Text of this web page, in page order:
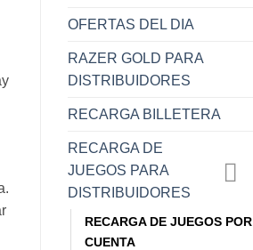
OFERTAS DEL DIA
RAZER GOLD PARA
DISTRIBUIDORES
RECARGA BILLETERA
RECARGA DE
JUEGOS PARA
DISTRIBUIDORES
RECARGA DE JUEGOS POR
CUENTA